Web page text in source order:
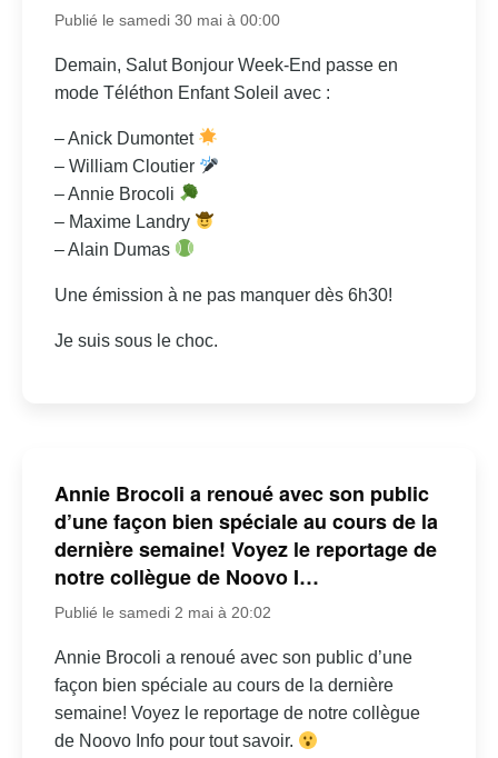
Publié le samedi 30 mai à 00:00
Demain, Salut Bonjour Week-End passe en
mode Téléthon Enfant Soleil avec :
– Anick Dumontet
– William Cloutier
– Annie Brocoli
– Maxime Landry
– Alain Dumas
Une émission à ne pas manquer dès 6h30!
Je suis sous le choc.
Annie Brocoli a renoué avec son public
d’une façon bien spéciale au cours de la
dernière semaine! Voyez le reportage de
notre collègue de Noovo I…
Publié le samedi 2 mai à 20:02
Annie Brocoli a renoué avec son public d’une
façon bien spéciale au cours de la dernière
semaine! Voyez le reportage de notre collègue
de Noovo Info pour tout savoir.